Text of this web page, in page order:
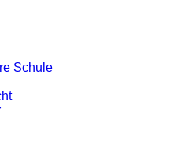
Schule